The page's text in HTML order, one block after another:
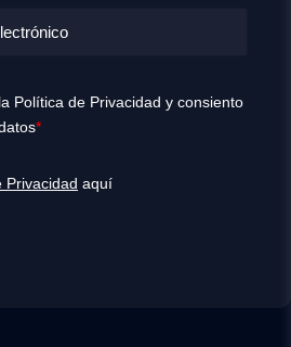
Política de Privacidad y consiento
*
Privacidad aquí